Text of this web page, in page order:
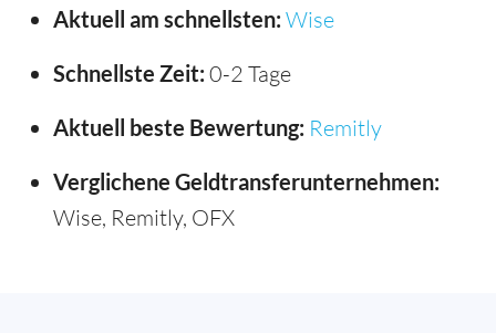
Aktuell am schnellsten: Wise
Schnellste Zeit: 0-2 Tage
Aktuell beste Bewertung: Remitly
Verglichene Geldtransferunternehmen:
Wise, Remitly, OFX